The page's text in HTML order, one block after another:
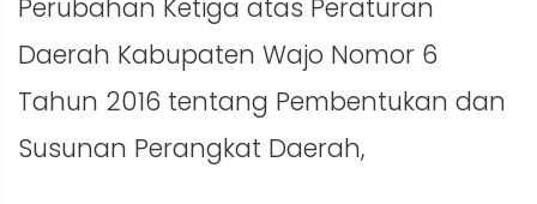
Perubahan Ketiga atas Peraturan
Daerah Kabupaten Wajo Nomor 6
Tahun 2016 tentang Pembentukan dan
Susunan Perangkat Daerah,